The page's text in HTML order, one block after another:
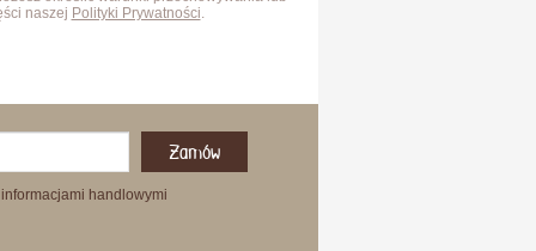
naszej Polityki Prywatności.
Zamów
handlowymi